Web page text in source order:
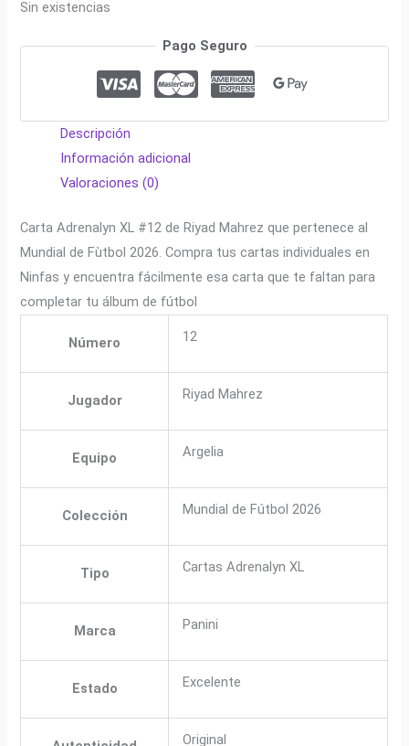
Sin existencias
Pago Seguro
Descripción
Información adicional
Valoraciones (0)
Carta Adrenalyn XL #12 de Riyad Mahrez que pertenece al
Mundial de Fùtbol 2026. Compra tus cartas individuales en
Ninfas y encuentra fácilmente esa carta que te faltan para
completar tu álbum de fútbol
Número 12
Jugador Riyad Mahrez
Equipo Argelia
Colección Mundial de Fútbol 2026
Tipo Cartas Adrenalyn XL
Marca Panini
Estado Excelente
Original